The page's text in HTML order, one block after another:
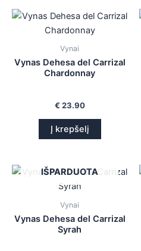
Vynai
Vynas Dehesa del Carrizal
Chardonnay
€ 23.90
Į krepšelį
IŠPARDUOTA
Vynai
Vynas Dehesa del Carrizal
Syrah